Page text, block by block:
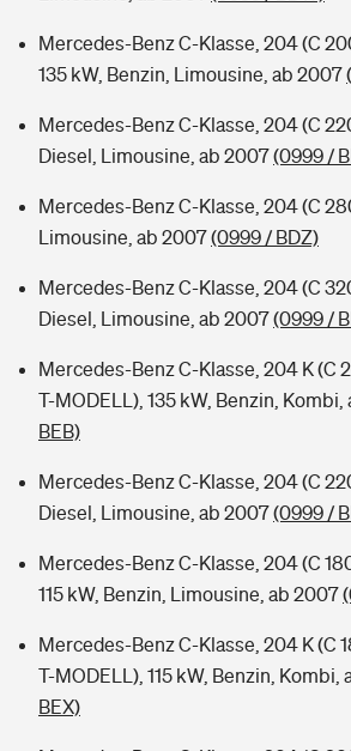
Mercedes-Benz C-Klasse, 204 (C
135 kW, Benzin, Limousine, ab 2007
Mercedes-Benz C-Klasse, 204 (C
Diesel, Limousine, ab 2007(0999 /
Mercedes-Benz C-Klasse, 204 (C
Limousine, ab 2007(0999 / BDZ)
Mercedes-Benz C-Klasse, 204 (C
Diesel, Limousine, ab 2007(0999 /
Mercedes-Benz C-Klasse, 204 K (C
T-MODELL), 135 kW, Benzin, Kombi,
BEB)
Mercedes-Benz C-Klasse, 204 (C
Diesel, Limousine, ab 2007(0999 /
Mercedes-Benz C-Klasse, 204 (C
115 kW, Benzin, Limousine, ab 2007
Mercedes-Benz C-Klasse, 204 K (C
T-MODELL), 115 kW, Benzin, Kombi,
BEX)